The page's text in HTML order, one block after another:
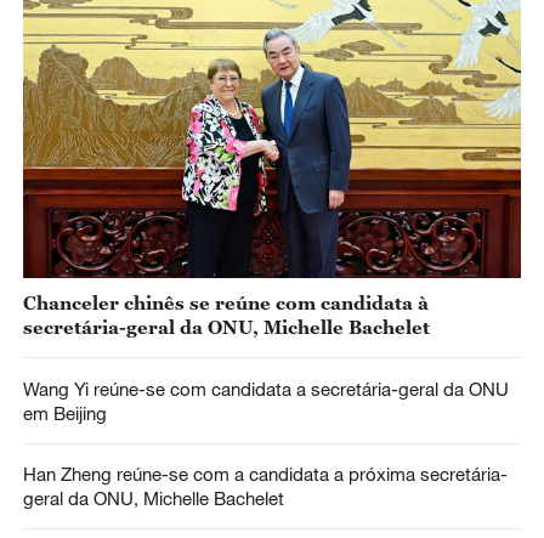
Chanceler chinês se reúne com candidata à
secretária-geral da ONU, Michelle Bachelet
Wang Yi reúne-se com candidata a secretária-geral da ONU
em Beijing
Han Zheng reúne-se com a candidata a próxima secretária-
geral da ONU, Michelle Bachelet